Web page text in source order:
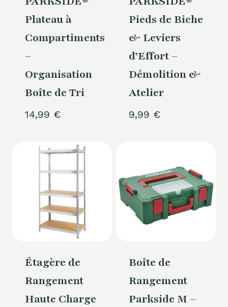
Plateau à
Compartiments
–
Organisation
Boîte de Tri
14,99 €
Pieds de Biche
& Leviers
d’Effort –
Démolition &
Atelier
9,99 €
Étagère de
Rangement
Haute Charge
Boîte de
Rangement
Parkside M –